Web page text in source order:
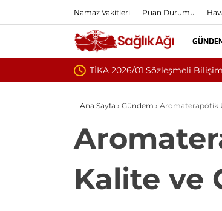
Namaz Vakitleri Puan Durumu
Ana Sayfa › Gündem › Aromaterapötik
Kalite ve